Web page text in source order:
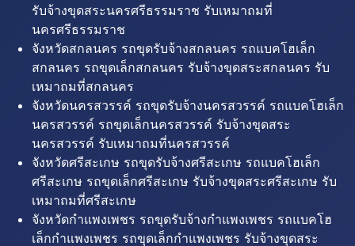
รับจ้างขุดสระนครศรีธรรมราช รับเหมาถมที่
นครศรีธรรมราช
จังหวัดสกลนคร รถขุดรับจ้างสกลนคร รถแบคโฮเล็ก
สกลนคร รถขุดเล็กสกลนคร รับจ้างขุดสระสกลนคร รับ
เหมาถมที่สกลนคร
จังหวัดนครสวรรค์ รถขุดรับจ้างนครสวรรค์ รถแบคโฮเล็ก
นครสวรรค์ รถขุดเล็กนครสวรรค์ รับจ้างขุดสระ
นครสวรรค์ รับเหมาถมที่นครสวรรค์
จังหวัดศรีสะเกษ รถขุดรับจ้างศรีสะเกษ รถแบคโฮเล็ก
ศรีสะเกษ รถขุดเล็กศรีสะเกษ รับจ้างขุดสระศรีสะเกษ รับ
เหมาถมที่ศรีสะเกษ
จังหวัดกำแพงเพชร รถขุดรับจ้างกำแพงเพชร รถแบคโฮ
เล็กกำแพงเพชร รถขุดเล็กกำแพงเพชร รับจ้างขุดสระ